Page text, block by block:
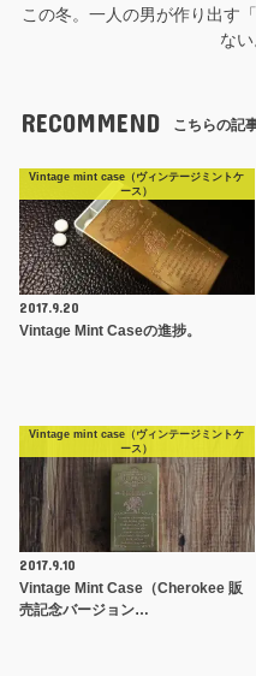
この冬。一人の男が作り出す
な
RECOMMEND こちらの記
Vintage mint case（ヴィンテージミントケ
ース）
2017.9.20
Vintage Mint Caseの進捗。
Vintage mint case（ヴィンテージミントケ
ース）
2017.9.10
Vintage Mint Case（Cherokee 販
売記念バージョン…